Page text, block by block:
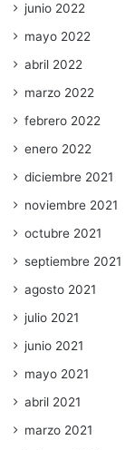
junio 2022
mayo 2022
abril 2022
marzo 2022
febrero 2022
enero 2022
diciembre 2021
noviembre 2021
octubre 2021
septiembre 2021
agosto 2021
julio 2021
junio 2021
mayo 2021
abril 2021
marzo 2021